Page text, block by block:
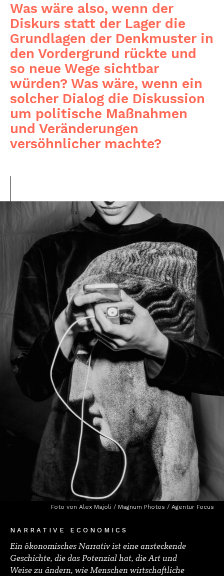
Was wäre also, wenn der
Diskurs statt der Lager die
Grundlagen der Denkmuster in
den Vordergrund rückte und
so neue Wege sichtbar
würden? Was wäre, wenn ein
solcher Dialog die Diskussion
um politische Maßnahmen
und Veränderungen
versöhnlicher machte?
NARRATIVE ECONOMICS
Ein ökonomisches Narrativ ist eine ansteckende
Geschichte, die das Potenzial hat, die Art und
Weise zu ändern, wie Menschen wirtschaftliche
Foto von Alex Majoli / Magnum Photos / Agentur Focus